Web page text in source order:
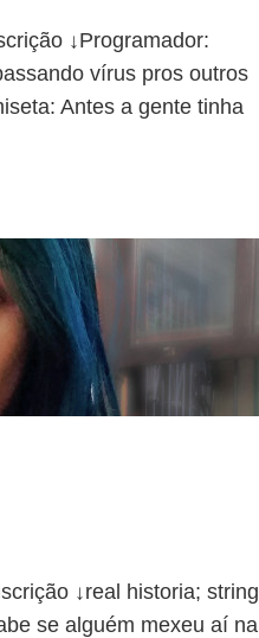
↓Programador:
vírus pros outros
Antes a gente tinha
↓real historia; string
se alguém mexeu aí na